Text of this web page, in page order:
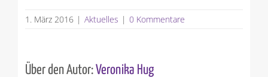
1. März 2016 | Aktuelles | 0 Kommentare
Über den Autor:Veronika Hug